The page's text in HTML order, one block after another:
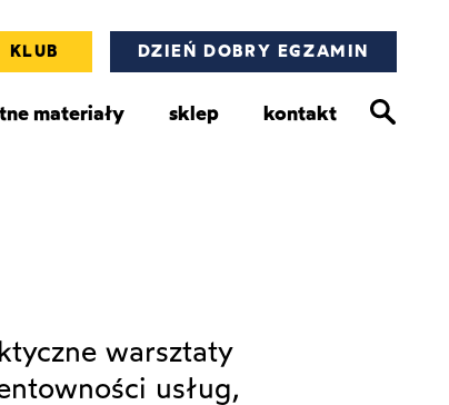
DZIEŃ DOBRY EGZAMIN
KLUB
materiały sklep kontakt
warsztaty
usług,